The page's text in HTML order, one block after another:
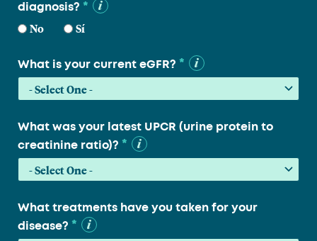
diagnosis? *
No Sí
What is your current eGFR? *
What was your latest UPCR (urine protein to
creatinine ratio)? *
What treatments have you taken for your
disease? *